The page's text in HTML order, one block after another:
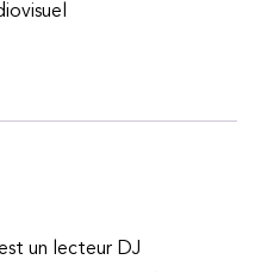
un lecteur DJ